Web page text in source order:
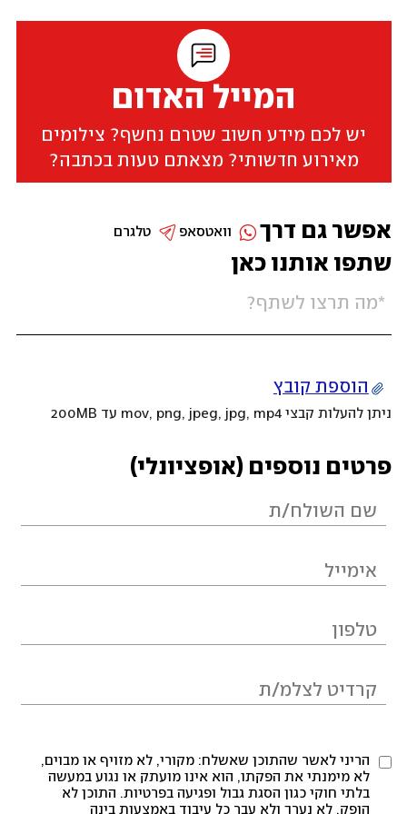
המייל האדום
יש לכם מידע חשוב שטרם נחשף? צילומים
מאירוע חדשותי? מצאתם טעות בכתבה?
שתפו אותנו כאן
הוספת קובץ
ניתן להעלות קבצי mov, png, jpeg, jpg, mp4 עד 200MB
פרטים נוספים (אופציונלי)
הריני לאשר שהתוכן שאשלח: מקורי, לא מזויף או מבוים,
לא מימנתי את הפקתו, הוא אינו מועתק או נגוע במעשה
בלתי חוקי כגון הסגת גבול ופגיעה בפרטיות. התוכן לא
הופק, לא נערך ולא עבר כל עיבוד באמצעות בינה
אפשר גם דרך טלגרם וואטסאפ